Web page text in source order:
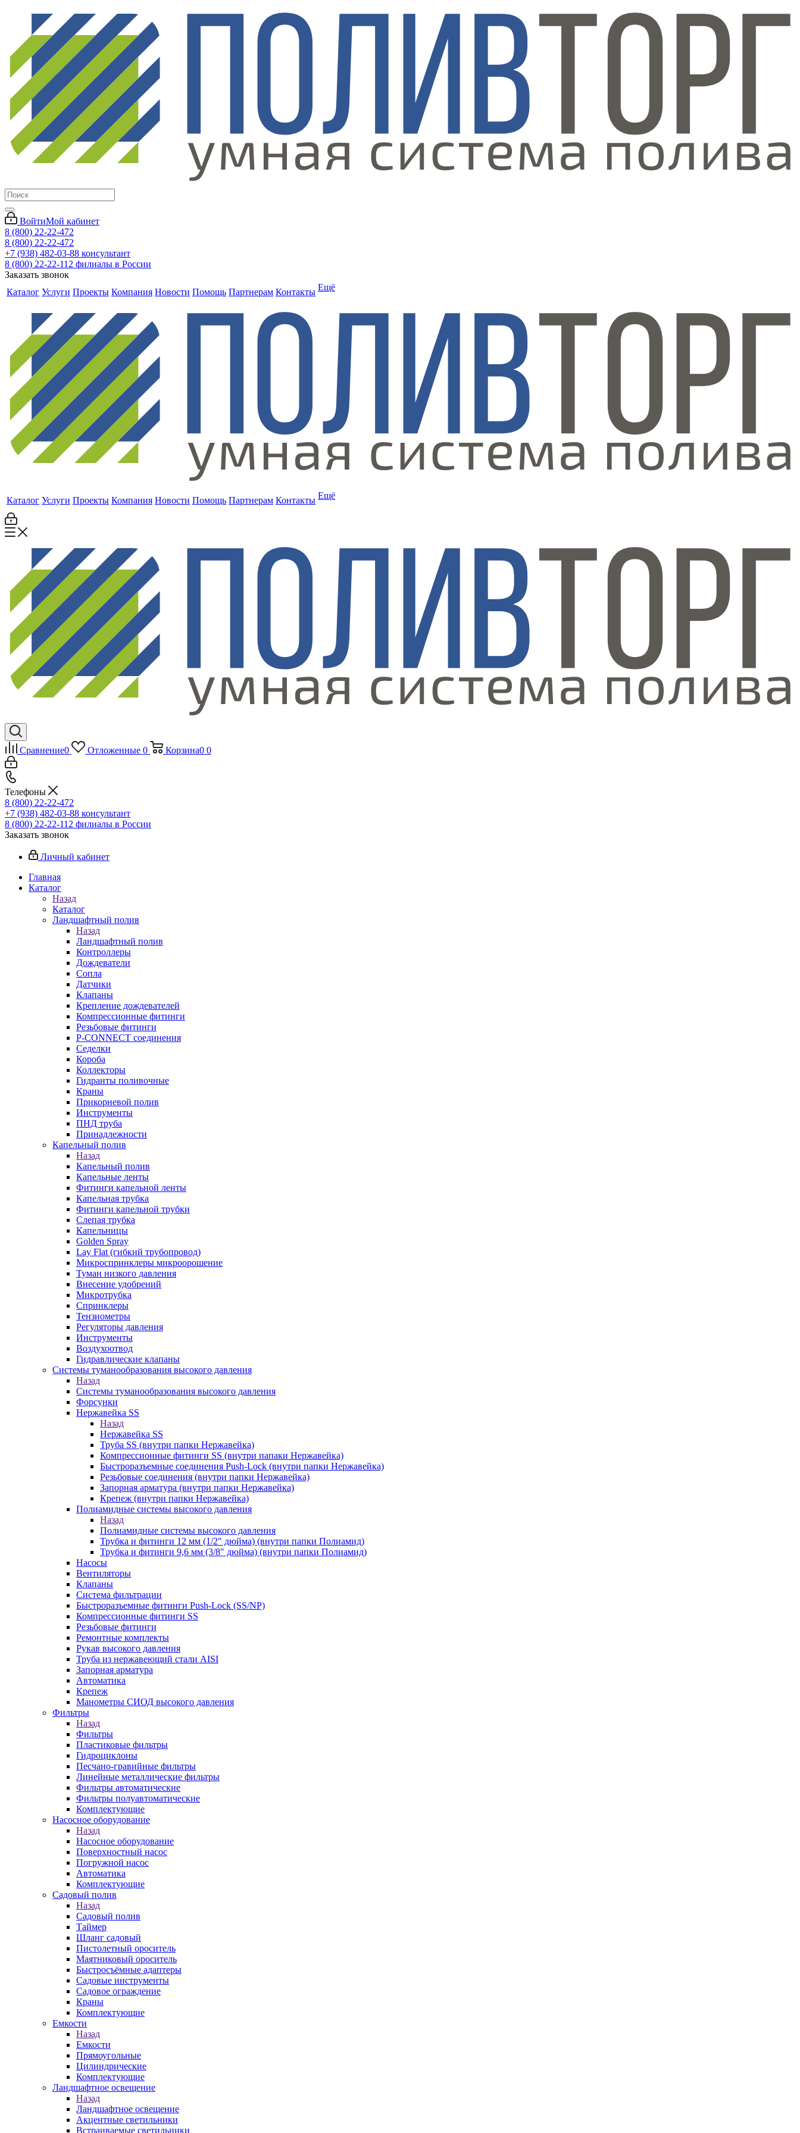
ВойтиМой кабинет
8 (800) 22-22-472
8 (800) 22-22-472
+7 (938) 482-03-88 консультант
8 (800) 22-22-112 филиалы в России
Заказать звонок
Каталог Услуги Проекты Компания Новости Помощь Партнерам Контакты Ещё
Каталог Услуги Проекты Компания Новости Помощь Партнерам Контакты Ещё
Сравнение0 Отложенные 0 Корзина0 0
Телефоны
8 (800) 22-22-472
+7 (938) 482-03-88 консультант
8 (800) 22-22-112 филиалы в России
Заказать звонок
Личный кабинет
Главная
Каталог
Назад
Каталог
Ландшафтный полив
Назад
Ландшафтный полив
Контроллеры
Дождеватели
Сопла
Датчики
Клапаны
Крепление дождевателей
Компрессионные фитинги
Резьбовые фитинги
P-CONNECT соединения
Седелки
Короба
Коллекторы
Гидранты поливочные
Краны
Прикорневой полив
Инструменты
ПНД труба
Принадлежности
Капельный полив
Назад
Капельный полив
Капельные ленты
Фитинги капельной ленты
Капельная трубка
Фитинги капельной трубки
Слепая трубка
Капельницы
Golden Spray
Lay Flat (гибкий трубопровод)
Микроспринклеры микроорошение
Туман низкого давления
Внесение удобрений
Микротрубка
Спринклеры
Тензиометры
Регуляторы давления
Инструменты
Воздухоотвод
Гидравлические клапаны
Системы туманообразования высокого давления
Назад
Системы туманообразования высокого давления
Форсунки
Нержавейка SS
Назад
Нержавейка SS
Труба SS (внутри папки Нержавейка)
Компрессионные фитинги SS (внутри папаки Нержавейка)
Быстроразъемные соединения Push-Lock (внутри папки Нержавейка)
Резьбовые соединения (внутри папки Нержавейка)
Запорная арматура (внутри папки Нержавейка)
Крепеж (внутри папки Нержавейка)
Полиамидные системы высокого давления
Назад
Полиамидные системы высокого давления
Трубка и фитинги 12 мм (1/2" дюйма) (внутри папки Полиамид)
Трубка и фитинги 9,6 мм (3/8" дюйма) (внутри папки Полиамид)
Насосы
Вентиляторы
Клапаны
Система фильтрации
Быстроразъемные фитинги Push-Lock (SS/NP)
Компрессионные фитинги SS
Резьбовые фитинги
Ремонтные комплекты
Рукав высокого давления
Труба из нержавеющий стали AISI
Запорная арматура
Автоматика
Крепеж
Манометры СИОД высокого давления
Фильтры
Назад
Фильтры
Пластиковые фильтры
Гидроциклоны
Песчано-гравийные фильтры
Линейные металлические фильтры
Фильтры автоматические
Фильтры полуавтоматические
Комплектующие
Насосное оборудование
Назад
Насосное оборудование
Поверхностный насос
Погружной насос
Автоматика
Комплектующие
Садовый полив
Назад
Садовый полив
Таймер
Шланг садовый
Пистолетный ороситель
Маятниковый ороситель
Быстросъёмные адаптеры
Садовые инструменты
Садовое ограждение
Краны
Комплектующие
Емкости
Назад
Емкости
Прямоугольные
Цилиндрические
Комплектующие
Ландшафтное освещение
Назад
Ландшафтное освещение
Акцентные светильники
Встраиваемые светильники